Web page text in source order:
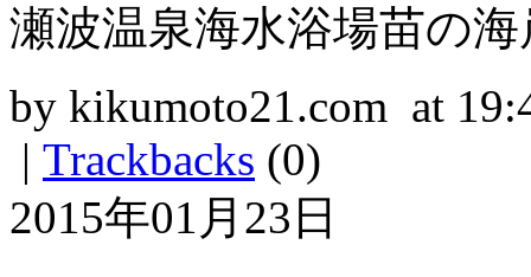
瀬波温泉海水浴場苗の
by kikumoto21.com at
| Trackbacks (0)
2015年01月23日